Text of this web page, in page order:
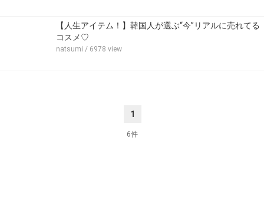
【人生アイテム！】韓国人が選ぶ“今”リアルに売れてる
コスメ♡
natsumi / 6978 view
1
6件